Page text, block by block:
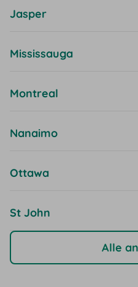
Jasper
Mississauga
Montreal
Nanaimo
Ottawa
St John
Alle